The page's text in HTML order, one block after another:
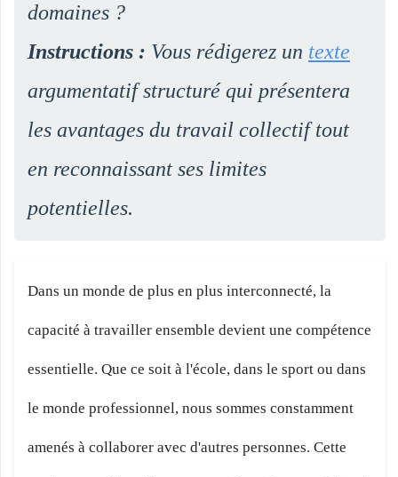
domaines ?
Instructions : Vous rédigerez un texte
argumentatif structuré qui présentera
les avantages du travail collectif tout
en reconnaissant ses limites
potentielles.
Dans un monde de plus en plus interconnecté, la
capacité à travailler ensemble devient une compétence
essentielle. Que ce soit à l'école, dans le sport ou dans
le monde professionnel, nous sommes constamment
amenés à collaborer avec d'autres personnes. Cette